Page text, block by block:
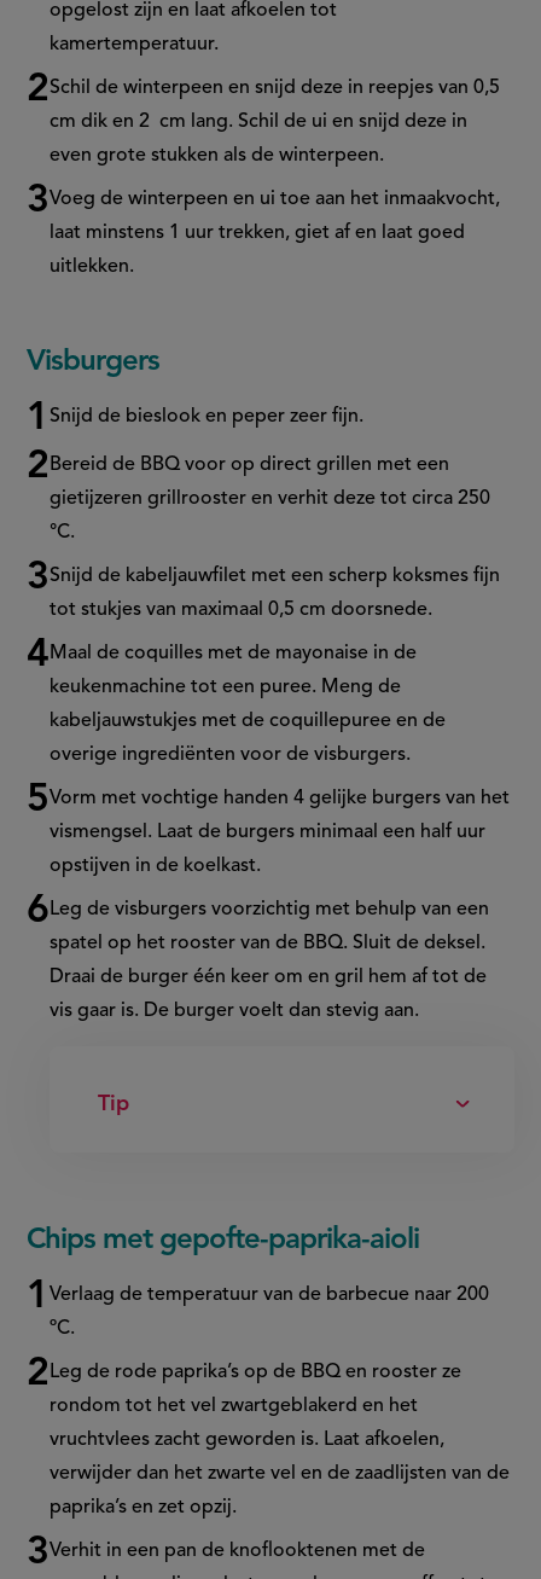
opgelost zijn en laat afkoelen tot
kamertemperatuur.
Schil de winterpeen en snijd deze in reepjes van 0,5
cm dik en 2 cm lang. Schil de ui en snijd deze in
even grote stukken als de winterpeen.
Voeg de winterpeen en ui toe aan het inmaakvocht,
laat minstens 1 uur trekken, giet af en laat goed
uitlekken.
Visburgers
Snijd de bieslook en peper zeer fijn.
Bereid de BBQ voor op direct grillen met een
gietijzeren grillrooster en verhit deze tot circa 250
°C.
Snijd de kabeljauwfilet met een scherp koksmes fijn
tot stukjes van maximaal 0,5 cm doorsnede.
Maal de coquilles met de mayonaise in de
keukenmachine tot een puree. Meng de
kabeljauwstukjes met de coquillepuree en de
overige ingrediënten voor de visburgers.
Vorm met vochtige handen 4 gelijke burgers van het
vismengsel. Laat de burgers minimaal een half uur
opstijven in de koelkast.
Leg de visburgers voorzichtig met behulp van een
spatel op het rooster van de BBQ. Sluit de deksel.
Draai de burger één keer om en gril hem af tot de
vis gaar is. De burger voelt dan stevig aan.
Tip
Chips met gepofte-paprika-aioli
Verlaag de temperatuur van de barbecue naar 200
ºC.
Leg de rode paprika’s op de BBQ en rooster ze
rondom tot het vel zwartgeblakerd en het
vruchtvlees zacht geworden is. Laat afkoelen,
verwijder dan het zwarte vel en de zaadlijsten van de
paprika’s en zet opzij.
Verhit in een pan de knoflooktenen met de